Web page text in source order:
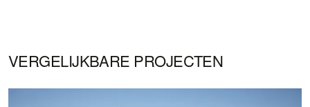
VERGELIJKBARE PROJECTEN